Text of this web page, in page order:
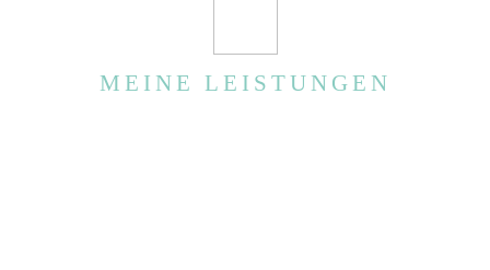
MEINE LEISTUNGEN